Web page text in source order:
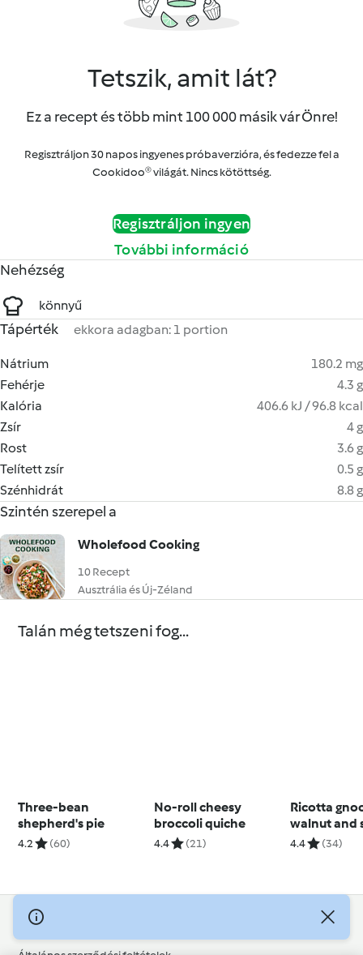
Tetszik, amit lát?
Ez a recept és több mint 100 000 másik vár Önre!
Regisztráljon 30 napos ingyenes próbaverzióra, és fedezze fel a
Cookidoo® világát. Nincs kötöttség.
Regisztráljon ingyen
További információ
Nehézség
könnyű
Tápérték ekkora adagban: 1 portion
Nátrium
180.2 mg
Fehérje
4.3 g
Kalória
406.6 kJ / 96.8 kcal
Zsír
4 g
Rost
3.6 g
Telített zsír
0.5 g
Szénhidrát
8.8 g
Szintén szerepel a
Wholefood Cooking
10 Recept
Ausztrália és Új-Zéland
Talán még tetszeni fog...
Three-bean
shepherd's pie
4.2 (60)
No-roll cheesy
broccoli quiche
4.4 (21)
Ricotta
walnut and
pesto
4.4 (34)
© Szerzői jog 2026